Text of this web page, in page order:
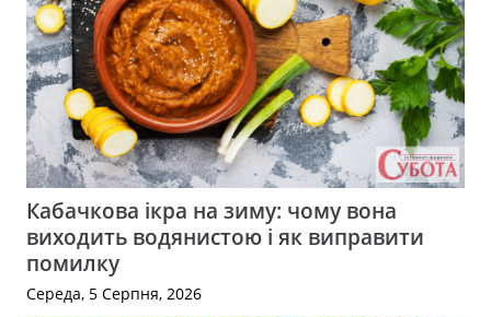
Кабачкова ікра на зиму: чому вона
виходить водянистою і як виправити
помилку
Середа, 5 Серпня, 2026